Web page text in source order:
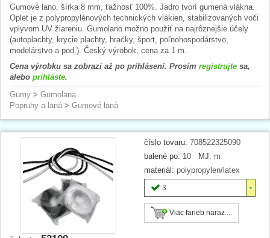
Gumové lano, šírka 8 mm, ťažnosť 100%. Jadro tvorí gumená vlákna.
Oplet je z polypropylénových technických vlákien, stabilizovaných voči
vplyvom UV žiareniu. Gumolano možno použiť na najrôznejšie účely
(autoplachty, krycie plachty, hračky, šport, poľnohospodárstvo,
modelárstvo a pod.). Český výrobok, cena za 1 m.
Cena výrobku sa zobrazí až po prihlásení. Prosím registrujte sa,
alebo prihláste.
Gumy > Gumolana
Popruhy a laná > Gumové laná
číslo tovaru: 708522325090
balené po: 10 MJ: m
materiál: polypropylen/latex
3
Viac farieb naraz ...